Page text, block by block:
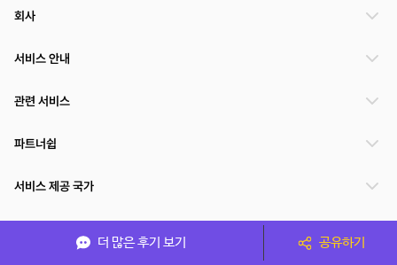
더 많은 후기 보기 공유하기
회사
서비스 안내
관련 서비스
파트너쉽
서비스 제공 국가
(주)NSPACE 사업자정보